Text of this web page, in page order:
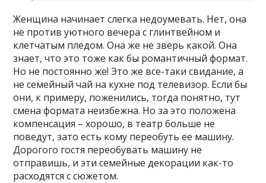
Женщина начинает слегка недоумевать. Нет, она
не против уютного вечера с глинтвейном и
клетчатым пледом. Она же не зверь какой. Она
знает, что это тоже как бы романтичный формат.
Но не постоянно же! Это же все-таки свидание, а
не семейный чай на кухне под телевизор. Если бы
они, к примеру, поженились, тогда понятно, тут
смена формата неизбежна. Но за это положена
компенсация – хорошо, в театр больше не
поведут, зато есть кому переобуть ее машину.
Дорогого гостя переобувать машину не
отправишь, и эти семейные декорации как-то
расходятся с сюжетом.